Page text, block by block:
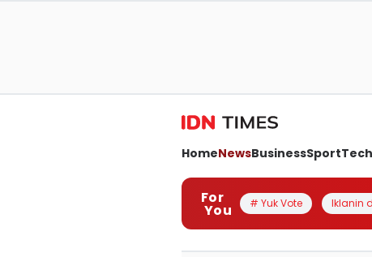
HomeNewsBusinessSportTech
For
You # Yuk Vote Iklanin